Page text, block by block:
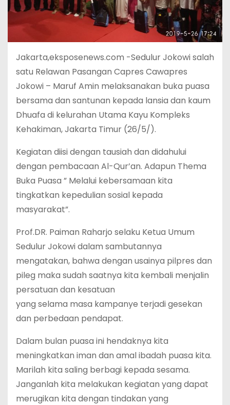
Jakarta,eksposenews.com -Sedulur Jokowi salah
satu Relawan Pasangan Capres Cawapres
Jokowi – Maruf Amin melaksanakan buka puasa
bersama dan santunan kepada lansia dan kaum
Dhuafa di kelurahan Utama Kayu Kompleks
Kehakiman, Jakarta Timur (26/5/).
Kegiatan diisi dengan tausiah dan didahului
dengan pembacaan Al-Qur’an. Adapun Thema
Buka Puasa ” Melalui kebersamaan kita
tingkatkan kepedulian sosial kepada
masyarakat”.
Prof.DR. Paiman Raharjo selaku Ketua Umum
Sedulur Jokowi dalam sambutannya
mengatakan, bahwa dengan usainya pilpres dan
pileg maka sudah saatnya kita kembali menjalin
persatuan dan kesatuan
yang selama masa kampanye terjadi gesekan
dan perbedaan pendapat.
Dalam bulan puasa ini hendaknya kita
meningkatkan iman dan amal ibadah puasa kita.
Marilah kita saling berbagi kepada sesama.
Janganlah kita melakukan kegiatan yang dapat
merugikan kita dengan tindakan yang